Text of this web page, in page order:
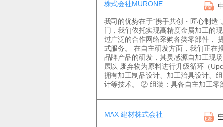
株式会社MURONE
我司的优势在于“携手共创・匠心制造
门，我们依托实现高精度金属加工的
过广泛的合作网络采购各类零部件，
式服务。 在自主研发方面，我们正在
品牌产品的研发，其灵感源自加工现
展以 废弃物为原料进行升级循环（
拥有加工制品设计、加工治具设计、
计等技术。 ② 组装：具备自主加工零
MAX 建材株式会社